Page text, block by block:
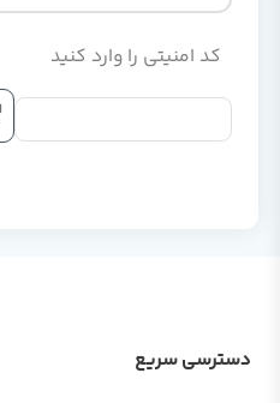
کد امنیتی را وارد کنید
دسترسی سریع